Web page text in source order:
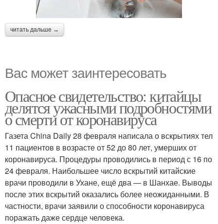
читать дальше →
Вас может заинтересовать
Опасное свидетельство: китайцы
делятся ужасными подробностями
о смерти от коронавируса
Газета China Daily 28 февраля написала о вскрытиях тел
11 пациентов в возрасте от 52 до 80 лет, умерших от
коронавируса. Процедуры проводились в период с 16 по
24 февраля. Наибольшее число вскрытий китайские
врачи проводили в Ухане, ещё два — в Шанхае. Выводы
после этих вскрытий оказались более неожиданными. В
частности, врачи заявили о способности коронавируса
поражать даже сердце человека.